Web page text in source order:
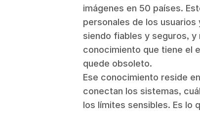
imágenes en 50 países.
personales de los
siendo fiables y seguros,
conocimiento que tiene el
quede obsoleto.
Ese conocimiento reside
conectan los sistemas,
los límites sensibles. Es lo